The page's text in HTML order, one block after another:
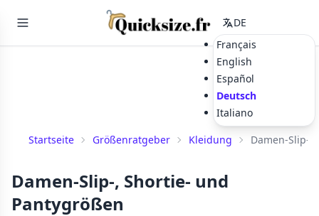
DE
Français
English
Español
Deutsch
Italiano
Startseite
Größenratgeber Kleidung Damen-Slip-,
Damen-Slip-, Shortie- und
Pantygrößen